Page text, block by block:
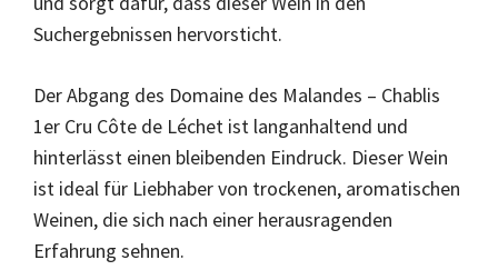
Suchergebnissen hervorsticht.
Der Abgang des Domaine des Malandes – Chablis
1er Cru Côte de Léchet ist langanhaltend und
hinterlässt einen bleibenden Eindruck. Dieser Wein
ist ideal für Liebhaber von trockenen, aromatischen
Weinen, die sich nach einer herausragenden
Erfahrung sehnen.